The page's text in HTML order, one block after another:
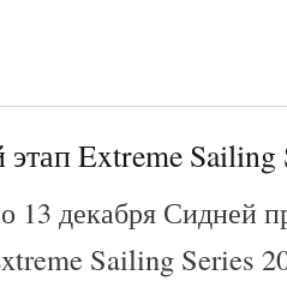
Extreme Sailing
13 декабря Сидней
Sailing Series